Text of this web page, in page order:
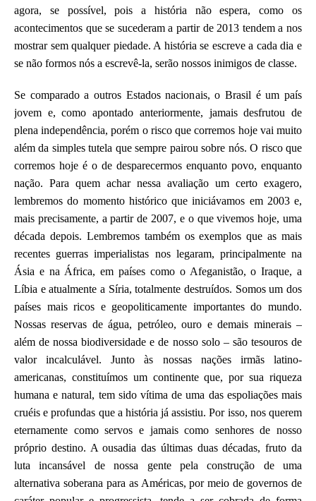
agora, se possível, pois a história não espera, como os
acontecimentos que se sucederam a partir de 2013 tendem a nos
mostrar sem qualquer piedade. A história se escreve a cada dia e
se não formos nós a escrevê-la, serão nossos inimigos de classe.
Se comparado a outros Estados nacionais, o Brasil é um país
jovem e, como apontado anteriormente, jamais desfrutou de
plena independência, porém o risco que corremos hoje vai muito
além da simples tutela que sempre pairou sobre nós. O risco que
corremos hoje é o de desparecermos enquanto povo, enquanto
nação. Para quem achar nessa avaliação um certo exagero,
lembremos do momento histórico que iniciávamos em 2003 e,
mais precisamente, a partir de 2007, e o que vivemos hoje, uma
década depois. Lembremos também os exemplos que as mais
recentes guerras imperialistas nos legaram, principalmente na
Ásia e na África, em países como o Afeganistão, o Iraque, a
Líbia e atualmente a Síria, totalmente destruídos. Somos um dos
países mais ricos e geopoliticamente importantes do mundo.
Nossas reservas de água, petróleo, ouro e demais minerais –
além de nossa biodiversidade e de nosso solo – são tesouros de
valor incalculável. Junto às nossas nações irmãs latino-
americanas, constituímos um continente que, por sua riqueza
humana e natural, tem sido vítima de uma das espoliações mais
cruéis e profundas que a história já assistiu. Por isso, nos querem
eternamente como servos e jamais como senhores de nosso
próprio destino. A ousadia das últimas duas décadas, fruto da
luta incansável de nossa gente pela construção de uma
alternativa soberana para as Américas, por meio de governos de